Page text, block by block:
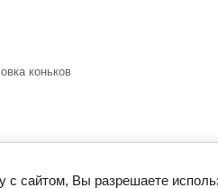
коньков
с сайтом, Вы разрешаете